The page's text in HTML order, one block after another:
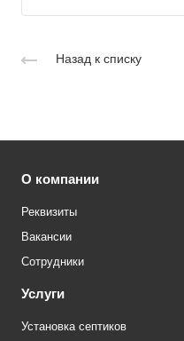
Назад к списку
О компании
Реквизиты
Вакансии
Сотрудники
Услуги
Установка септиков